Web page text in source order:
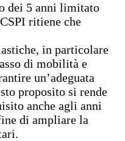
dei 5 anni limitato
ritiene che
in particolare
di mobilità e
un’adeguata
proposito si rende
anche agli anni
di ampliare la